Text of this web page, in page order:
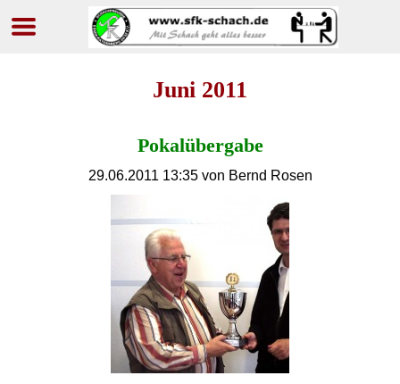
Juni 2011
Pokalübergabe
29.06.2011 13:35von Bernd Rosen